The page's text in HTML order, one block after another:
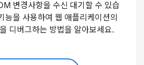
변경사항을 수신 대기할 수 있습
능을 사용하여 웹 애플리케이션의
디버그하는 방법을 알아보세요.